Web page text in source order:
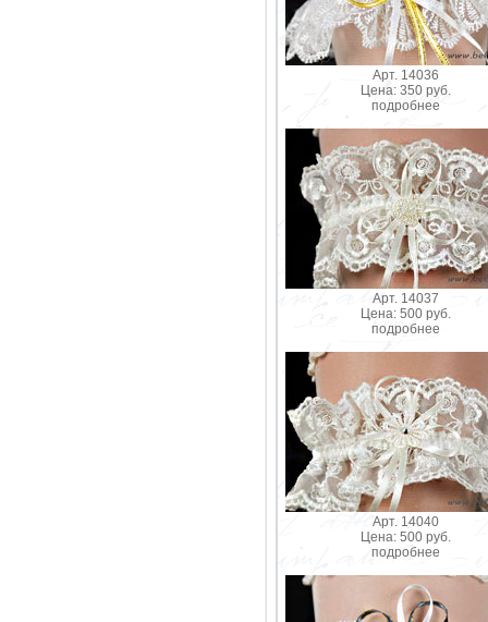
Арт. 14036
Цена: 350 руб.
подробнее
Арт. 14037
Цена: 500 руб.
подробнее
Арт. 14040
Цена: 500 руб.
подробнее